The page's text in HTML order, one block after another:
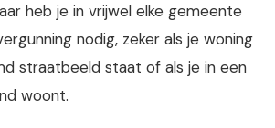
heb je in vrijwel elke gemeente
nodig, zeker als je woning
straatbeeld staat of als je in een
woont.